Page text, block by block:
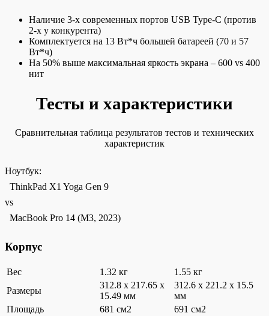
Наличие 3-х современных портов USB Type-C (против
2-х у конкурента)
Комплектуется на 13 Вт*ч большей батареей (70 и 57
Вт*ч)
На 50% выше максимальная яркость экрана – 600 vs 400
нит
Тесты и характеристики
Сравнительная таблица результатов тестов и технических
характеристик
Ноутбук:
ThinkPad X1 Yoga Gen 9
vs
MacBook Pro 14 (M3, 2023)
Корпус
Вес 1.32 кг
1.55 кг
Размеры
312.8 x 217.65 x
15.49 мм
312.6 x 221.2 x 15.5
мм
Площадь
681 см2
691 см2